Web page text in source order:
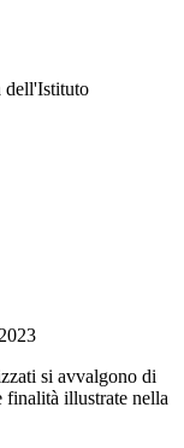
dell'Istituto
si avvalgono di
finalità illustrate nella